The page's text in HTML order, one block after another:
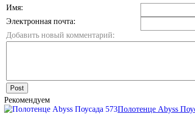
Имя:
Электронная почта:
Добавить новый комментарий:
Post
Рекомендуем
Полотенце Abyss